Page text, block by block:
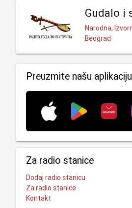
Gudalo i
Narodna,
Beograd
Preuzmite našu aplikaciju
Za radio stanice
Dodaj radio stanicu
Za radio stanice
Kontakt